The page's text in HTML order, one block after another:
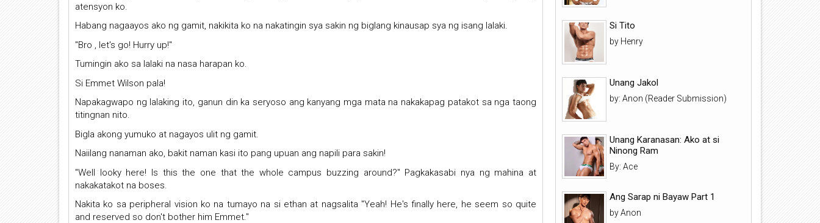
atensyon ko.
Habang nagaayos ako ng gamit, nakikita ko na nakatingin sya sakin ng biglang kinausap sya ng isang lalaki.
"Bro , let's go! Hurry up!"
Tumingin ako sa lalaki na nasa harapan ko.
Si Emmet Wilson pala!
Napakagwapo ng lalaking ito, ganun din ka seryoso ang kanyang mga mata na nakakapag patakot sa nga taong
titingnan nito.
Bigla akong yumuko at nagayos ulit ng gamit.
Naiilang nanaman ako, bakit naman kasi ito pang upuan ang napili para sakin!
"Well looky here! Is this the one that the whole campus buzzing around?" Pagkakasabi nya ng mahina at
nakakatakot na boses.
Nakita ko sa peripheral vision ko na tumayo na si ethan at nagsalita "Yeah! He's finally here, he seem so quite
and reserved so don't bother him Emmet."
Si Tito
by Henry
Unang Jakol
by: Anon (Reader Submission)
Unang Karanasan: Ako at si
Ninong Ram
By: Ace
Ang Sarap ni Bayaw Part 1
by Anon